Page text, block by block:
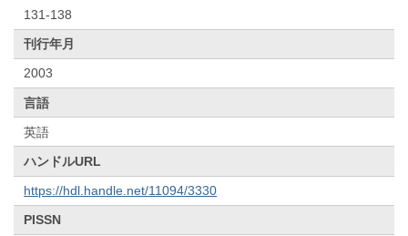
131-138
刊行年月
2003
言語
英語
ハンドルURL
https://hdl.handle.net/11094/3330
PISSN